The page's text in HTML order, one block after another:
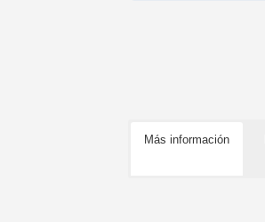
Más información